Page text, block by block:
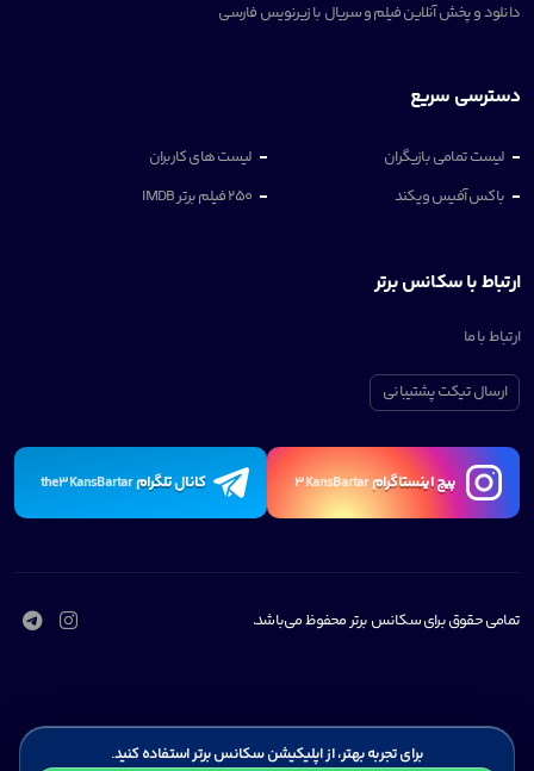
دانلود و پخش آنلاین فیلم و سریال با زیرنویس فارسی
دسترسی سریع
لیست تمامی بازیگران
لیست های کاربران
باکس آفیس ویکند
250 فیلم برتر IMDB
ارتباط با سکانس برتر
ارتباط با ما
ارسال تیکت پشتیبانی
پیچ اینستاگرام3KansBartar کانال تلگرامthe3KansBartar
تمامی حقوق برای سکانس برتر محفوظ می‌باشد.
برای تجربه بهتر، از اپلیکیشن سکانس برتر استفاده کنید.